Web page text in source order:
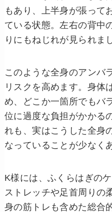
もあり、上半身が張って
ている状態。左右の背中
りにもねじれが見られま
このような全身のアンバ
リスクを高めます。身体
め、どこか一箇所でもバ
位に過度な負担がかかる
れも、実はこうした全身
なっていることが少なく
K様には、ふくらはぎの
ストレッチや足首周りの
身の筋トレも含めた総合